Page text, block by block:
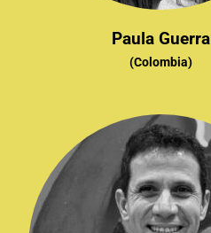
Paula Guerra
(Colombia)